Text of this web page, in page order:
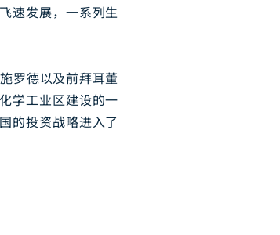
速发展，一系列生
罗德以及前拜耳董
学工业区建设的一
的投资战略进入了